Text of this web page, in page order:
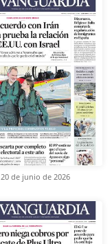
20 de junio de 2026